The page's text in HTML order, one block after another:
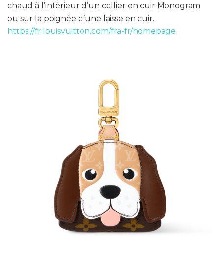
chaud à l’intérieur d’un collier en cuir Monogram
ou sur la poignée d’une laisse en cuir.
https://fr.louisvuitton.com/fra-fr/homepage